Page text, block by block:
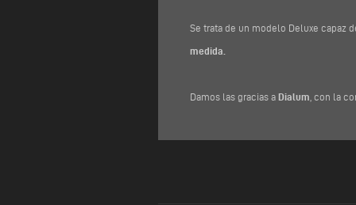
Se trata de un modelo Deluxe capaz
medida.
Damos las gracias a Dialum , con la